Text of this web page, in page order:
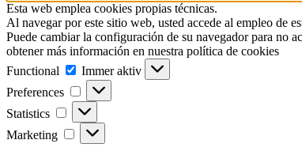
Esta web emplea cookies propias técnicas.
Al navegar por este sitio web, usted accede al empleo de
Puede cambiar la configuración de su navegador para no
obtener más información en nuestra política de cookies
Functional
Functional
Immer aktiv
Preferences
Preferences
Statistics Statistics
Marketing Marketing